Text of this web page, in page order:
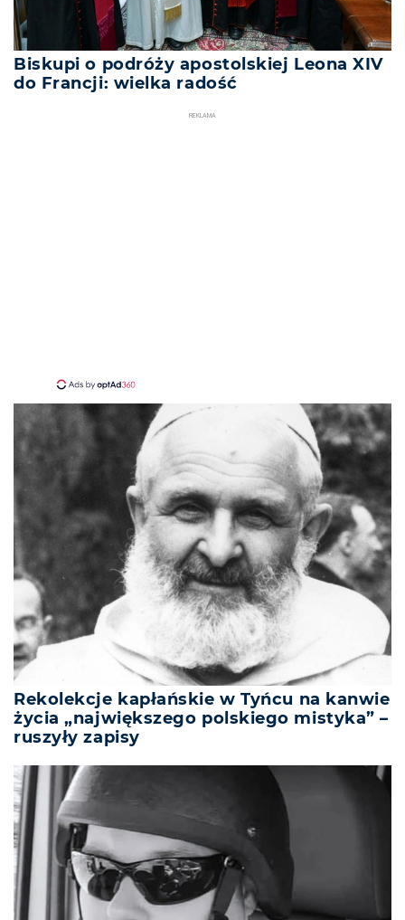
Biskupi o podróży apostolskiej Leona XIV
do Francji: wielka radość
REKLAMA
Rekolekcje kapłańskie w Tyńcu na kanwie
życia „największego polskiego mistyka” –
ruszyły zapisy